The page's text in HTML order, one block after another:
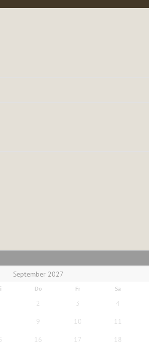
September 2027
Do Fr Sa
2 3 4
9 10 11
16 17 18